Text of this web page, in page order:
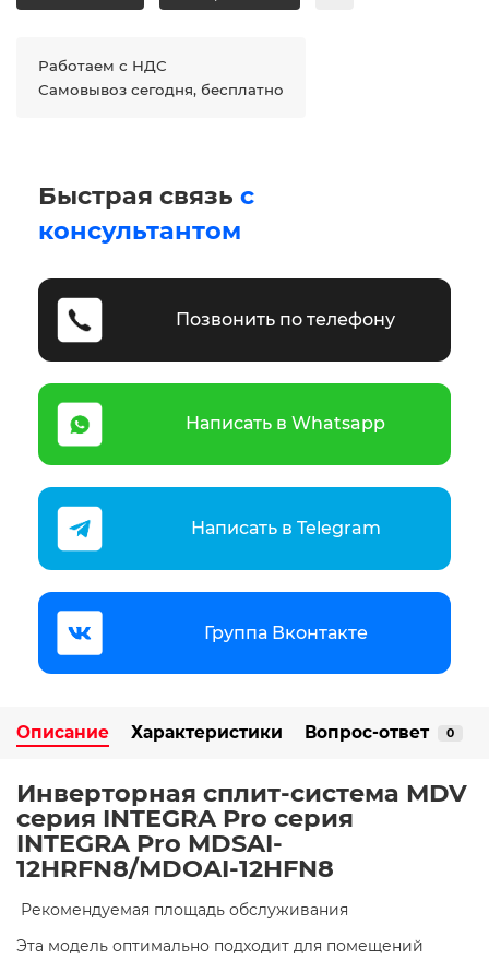
Работаем с НДС
Самовывоз сегодня, бесплатно
Быстрая связь с
консультантом
Позвонить по телефону
Написать в Whatsapp
Написать в Telegram
Группа Вконтакте
Описание Характеристики Вопрос-ответ 0
Инверторная сплит-система MDV
серия INTEGRA Pro серия
INTEGRA Pro MDSAI-
12HRFN8/MDOAI-12HFN8
​ Рекомендуемая площадь обслуживания
Эта модель оптимально подходит для помещений